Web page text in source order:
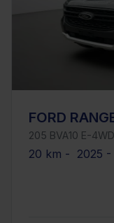
FORD
205 BVA10 E-
20 km - 2025